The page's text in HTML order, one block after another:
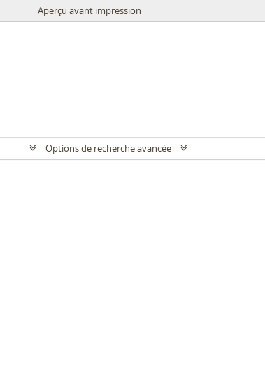
Aperçu avant impression
Options de recherche avancée